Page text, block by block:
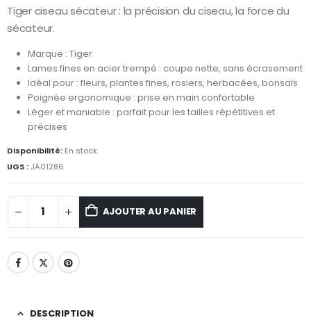
Tiger ciseau sécateur : la précision du ciseau, la force du
sécateur.
Marque : Tiger
Lames fines en acier trempé : coupe nette, sans écrasement
Idéal pour : fleurs, plantes fines, rosiers, herbacées, bonsaïs
Poignée ergonomique : prise en main confortable
Léger et maniable : parfait pour les tailles répétitives et
précises
Disponibilité: En stock
UGS :JA01286
AJOUTER AU PANIER
DESCRIPTION